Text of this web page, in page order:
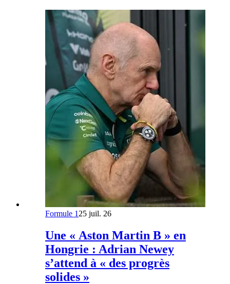
Formule 1 25 juil. 26
Une « Aston Martin B » en
Hongrie : Adrian Newey
s’attend à « des progrès
solides »